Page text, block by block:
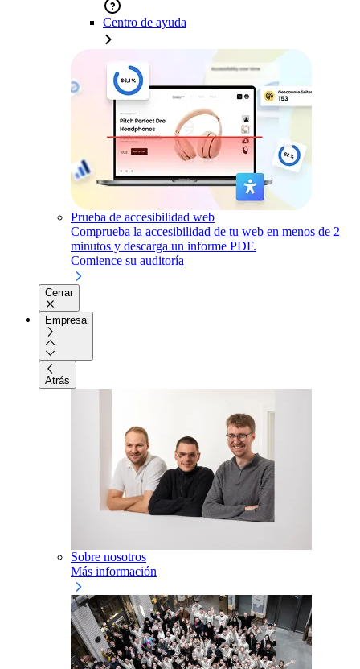
Centro de ayuda
Prueba de accesibilidad web
Comprueba la accesibilidad de tu web en menos de 2
minutos y descarga un informe PDF.
Comience su auditoría
Cerrar
Empresa
Atrás
Sobre nosotros
Más información